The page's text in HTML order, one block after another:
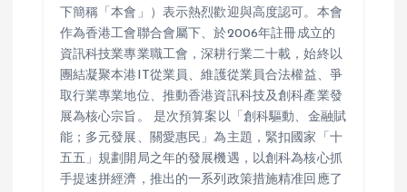
下簡稱「本會」）表示熱烈歡迎與高度認可。本會
作為香港工會聯合會屬下、於2006年註冊成立的
資訊科技業專業職工會，深耕行業二十載，始終以
團結凝聚本港IT從業員、維護從業員合法權益、爭
取行業專業地位、推動香港資訊科技及創科產業發
展為核心宗旨。 是次預算案以「創科驅動、金融賦
能；多元發展、關愛惠民」為主題，緊扣國家「十
五五」規劃開局之年的發展機遇，以創科為核心抓
手提速拼經濟，推出的一系列政策措施精准回應了